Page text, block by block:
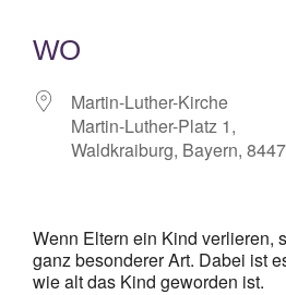
WO
Martin-Luther-Kirche
Martin-Luther-Platz 1,
Waldkraiburg, Bayern,
Wenn Eltern ein Kind verlieren,
ganz besonderer Art. Dabei ist
wie alt das Kind geworden ist.